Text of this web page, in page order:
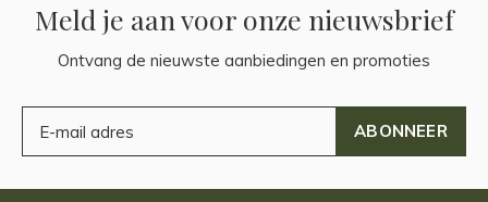
Meld je aan voor onze nieuwsbrief
Ontvang de nieuwste aanbiedingen en promoties
ABONNEER